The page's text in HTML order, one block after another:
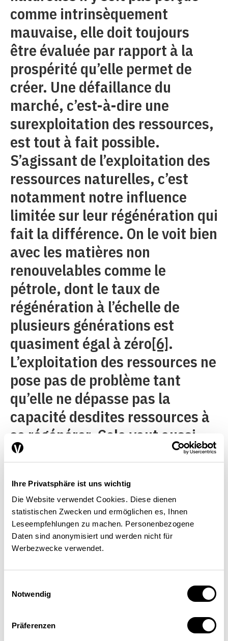
Ihre Privatsphäre ist uns wichtig
Die Website verwendet Cookies. Diese dienen
statistischen Zwecken und ermöglichen es, Ihnen
Leseempfehlungen zu machen. Personenbezogene
Daten sind anonymisiert und werden nicht für
Werbezwecke verwendet.
Notwendig
Präferenzen
comme intrinsèquement
mauvaise, elle doit toujours
être évaluée par rapport à la
prospérité qu’elle permet de
créer. Une défaillance du
marché, c’est-à-dire une
surexploitation des ressources,
est tout à fait possible.
S’agissant de l’exploitation des
ressources naturelles, c’est
notamment notre influence
limitée sur leur régénération qui
fait la différence. On le voit bien
avec les matières non
renouvelables comme le
pétrole, dont le taux de
régénération à l’échelle de
plusieurs générations est
quasiment égal à zéro[6].
L’exploitation des ressources ne
pose pas de problème tant
qu’elle ne dépasse pas la
capacité desdites ressources à
se régénérer. Cela vaut aussi
bien pour l’exploitation
pour la pêche en haute mer.
Pour ce qui est des ressources
non renouvelables comme les
sources d’énergie fossiles et les
minéraux, c’est surtout
l’évolution des prix à long terme
puisqu’elle est censée refléter